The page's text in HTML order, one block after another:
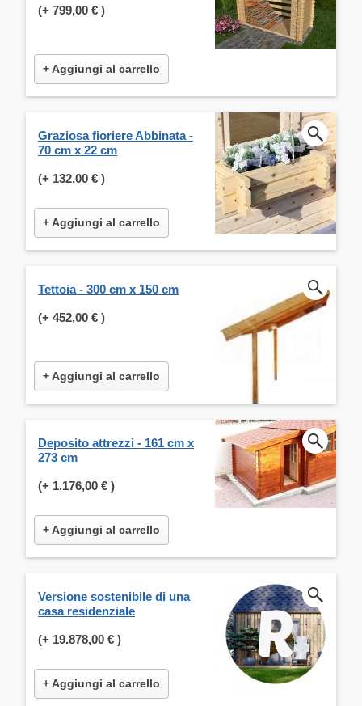
(+ 799,00 € )
+ Aggiungi al carrello
Graziosa fioriere Abbinata -
70 cm x 22 cm
(+ 132,00 € )
+ Aggiungi al carrello
Tettoia - 300 cm x 150 cm
(+ 452,00 € )
+ Aggiungi al carrello
Deposito attrezzi - 161 cm x
273 cm
(+ 1.176,00 € )
+ Aggiungi al carrello
Versione sostenibile di una
casa residenziale
(+ 19.878,00 € )
+ Aggiungi al carrello